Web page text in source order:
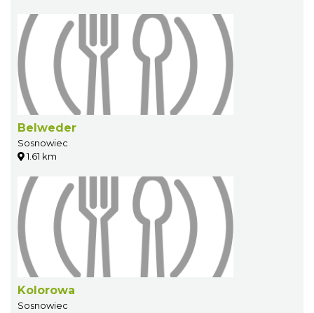
Belweder
Sosnowiec
1.61 km
Kolorowa
Sosnowiec